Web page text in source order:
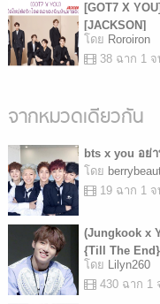
[GOT7 X
[JACKSON]
โดย Roroiron
38 ฉาก 1 จ
จากหมวดเดียวกัน
bts x you อย่
โดย
19 ฉาก 1 จ
(Jungkook x
{Till The End}
โดย Lilyn260
430 ฉาก 1